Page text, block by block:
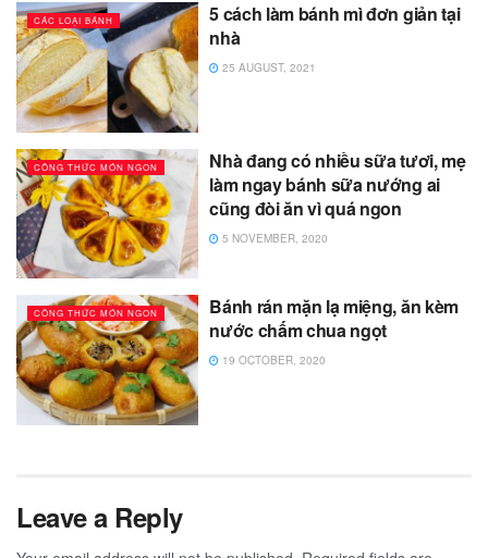
CÁC LOẠI BÁNH
5 cách làm bánh mì đơn giản tại
nhà
25 AUGUST, 2021
CÔNG THỨC MÓN NGON
Nhà đang có nhiều sữa tươi, mẹ
làm ngay bánh sữa nướng ai
cũng đòi ăn vì quá ngon
5 NOVEMBER, 2020
CÔNG THỨC MÓN NGON
Bánh rán mặn lạ miệng, ăn kèm
nước chấm chua ngọt
19 OCTOBER, 2020
Leave a Reply